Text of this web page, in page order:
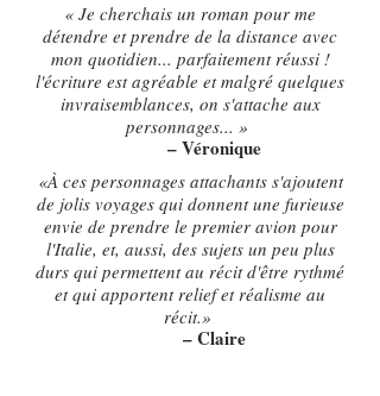
« Je cherchais un roman pour me
détendre et prendre de la distance avec
mon quotidien... parfaitement réussi !
l'écriture est agréable et malgré quelques
invraisemblances, on s'attache aux
personnages... »
– Véronique
«À ces personnages attachants s'ajoutent
de jolis voyages qui donnent une furieuse
envie de prendre le premier avion pour
l'Italie, et, aussi, des sujets un peu plus
durs qui permettent au récit d'être rythmé
et qui apportent relief et réalisme au
récit.»
– Claire